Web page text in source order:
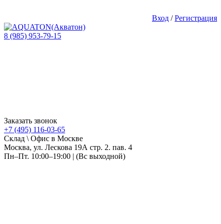
Вход /Регистрация
8 (985) 953-79-15
Заказать звонок
+7 (495) 116-03-65
Склад \ Офис в Москве
Москва, ул. Лескова 19А стр. 2. пав. 4
Пн–Пт. 10:00–19:00 | (Вс выходной)